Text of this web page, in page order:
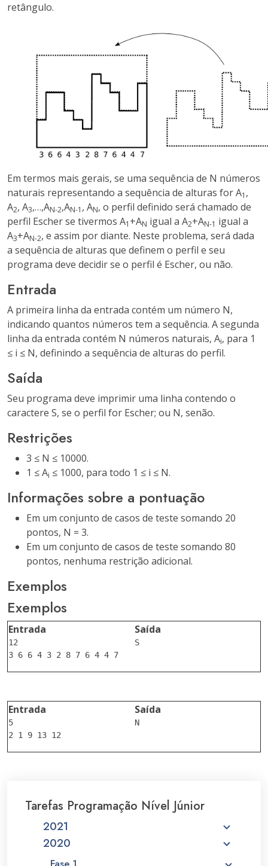
retângulo.
Em termos mais gerais, se uma sequência de N números
naturais representando a sequência de alturas for A1 ,
A2, A3,…,AN-2,AN-1 , AN, o perfil definido será chamado de
perfil Escher se tivermos A1 +AN igual a A2+AN-1 igual a
A3+AN-2, e assim por diante. Neste problema, será dada
a sequência de alturas que definem o perfil e seu
programa deve decidir se o perfil é Escher, ou não.
Entrada
A primeira linha da entrada contém um número N,
indicando quantos números tem a sequência. A segunda
linha da entrada contém N números naturais, Ai, para 1
≤ i ≤ N, definindo a sequência de alturas do perfil.
Saída
Seu programa deve imprimir uma linha contendo o
caractere S, se o perfil for Escher; ou N, senão.
Restrições
3 ≤ N ≤ 10000.
1 ≤ Ai ≤ 1000, para todo 1 ≤ i ≤ N.
Informações sobre a pontuação
Em um conjunto de casos de teste somando 20
pontos, N = 3.
Em um conjunto de casos de teste somando 80
pontos, nenhuma restrição adicional.
Exemplos
Exemplos
Entrada
12
Saída
S
Entrada
5
Saída
N
Tarefas Programação Nível Júnior
2021
2020